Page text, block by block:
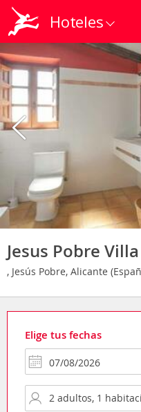
Hoteles
Jesus Pobre
, Jesús Pobre, Alicante
Elige tus fechas